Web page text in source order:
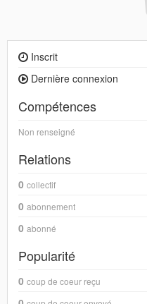
Inscrit
Dernière connexion
Compétences
Non renseigné
Relations
0 collectif
0 abonnement
0 abonné
Popularité
0 coup de coeur reçu